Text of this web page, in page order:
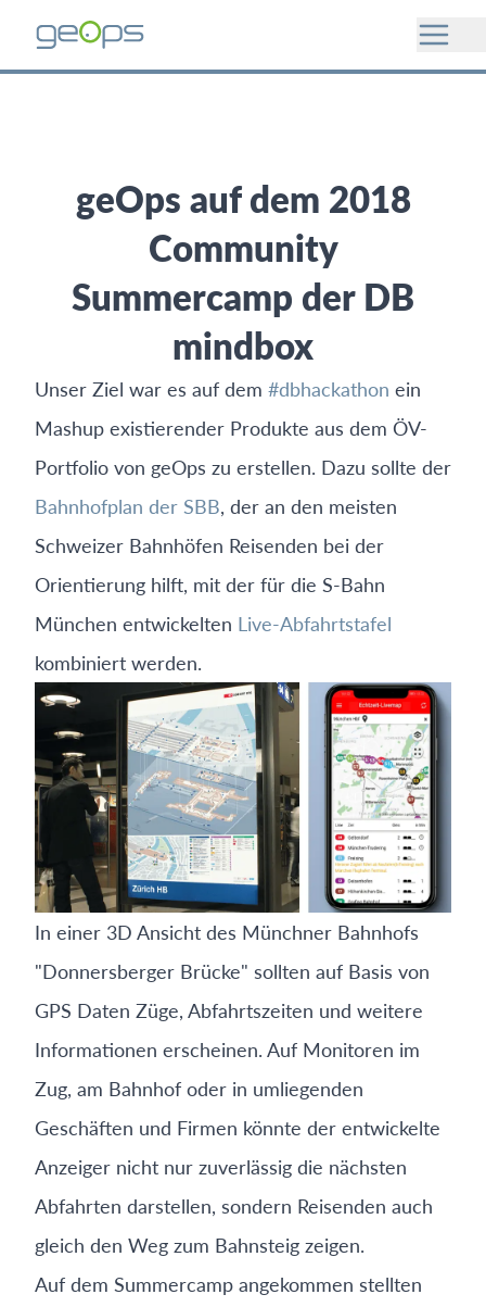
geOps auf dem 2018
Community
Summercamp der DB
mindbox
Unser Ziel war es auf dem #dbhackathon ein
Mashup existierender Produkte aus dem ÖV-
Portfolio von geOps zu erstellen. Dazu sollte der
Bahnhofplan der SBB, der an den meisten
Schweizer Bahnhöfen Reisenden bei der
Orientierung hilft, mit der für die S-Bahn
München entwickelten Live-Abfahrtstafel
kombiniert werden.
In einer 3D Ansicht des Münchner Bahnhofs
"Donnersberger Brücke" sollten auf Basis von
GPS Daten Züge, Abfahrtszeiten und weitere
Informationen erscheinen. Auf Monitoren im
Zug, am Bahnhof oder in umliegenden
Geschäften und Firmen könnte der entwickelte
Anzeiger nicht nur zuverlässig die nächsten
Abfahrten darstellen, sondern Reisenden auch
gleich den Weg zum Bahnsteig zeigen.
Auf dem Summercamp angekommen stellten